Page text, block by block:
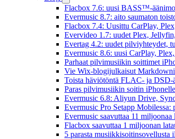
Flacbox 7.6: uusi BASS™-
Evermusic 8.7: aito saumaton
Flacbox 7.4: Uusittu CarPlay,
Evervideo 1.7: uudet Plex,
Evertag 4.2: uudet pilviyhteydet,
Evermusic 8.6: uusi CarPlay,
Parhaat pilvimusiikin soittimet
Vie Wix-blogijulkaisut
Toista häviötöntä FLAC- ja
Paras pilvimusiikin soitin
Evermusic 6.8: Aliyun Drive,
Evermusic Pro Setapp
Evermusic saavuttaa 11 miljoonaa
Flacbox saavuttaa 1 miljoonan
5 parasta musiikkisoitinsovellusta